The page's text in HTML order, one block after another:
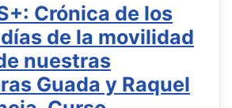
Crónica de los
de la movilidad
nuestras
Guada y Raquel